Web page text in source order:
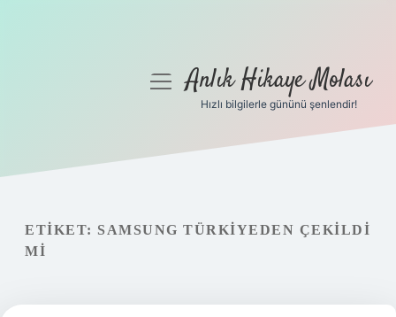
Gizlilik Politikası
Hakkımızda
menüyüAnlık Hikaye Molası
Hızlı bilgilerle gününü şenlendir!
ETIKET: SAMSUNG TÜRKIYEDEN ÇEKILDI
MI